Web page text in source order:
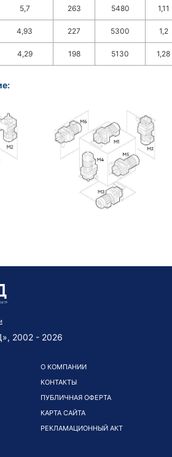
5,7 263 5480 1,11
4,93 227 5300 1,2
4,29 198 5130 1,28
2002 - 2026
О КОМПАНИИ
КОНТАКТЫ
ПУБЛИЧНАЯ ОФЕРТА
КАРТА САЙТА
РЕКЛАМАЦИОННЫЙ АКТ